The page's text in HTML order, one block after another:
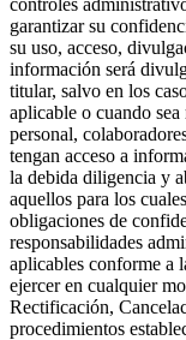
garantizar su
su uso, acceso,
información será
titular, salvo en los
aplicable o cuando
personal,
tengan acceso a
la debida diligencia y
aquellos para los
obligaciones de
responsabilidades
aplicables conforme a
ejercer en cualquier
Rectificación,
procedimientos